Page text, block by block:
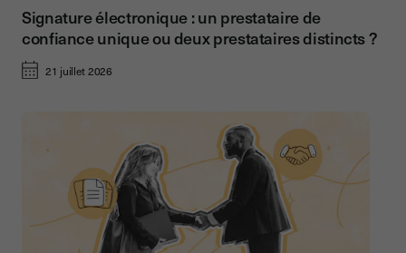
Signature électronique : un prestataire de
confiance unique ou deux prestataires distincts ?
21 juillet 2026